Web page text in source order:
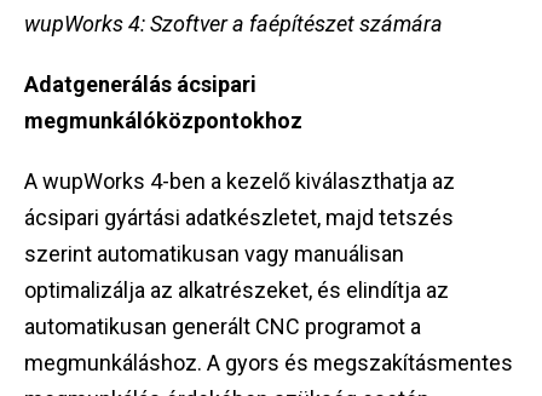
wupWorks 4: Szoftver a faépítészet számára
Adatgenerálás ácsipari
megmunkálóközpontokhoz
A wupWorks 4-ben a kezelő kiválaszthatja az
ácsipari gyártási adatkészletet, majd tetszés
szerint automatikusan vagy manuálisan
optimalizálja az alkatrészeket, és elindítja az
automatikusan generált CNC programot a
megmunkáláshoz. A gyors és megszakításmentes